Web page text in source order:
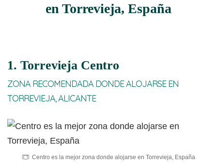
en Torrevieja, España
1. Torrevieja Centro
ZONA RECOMENDADA DONDE ALOJARSE EN
TORREVIEJA, ALICANTE
Centro es la mejor zona donde alojarse en Torrevieja, España